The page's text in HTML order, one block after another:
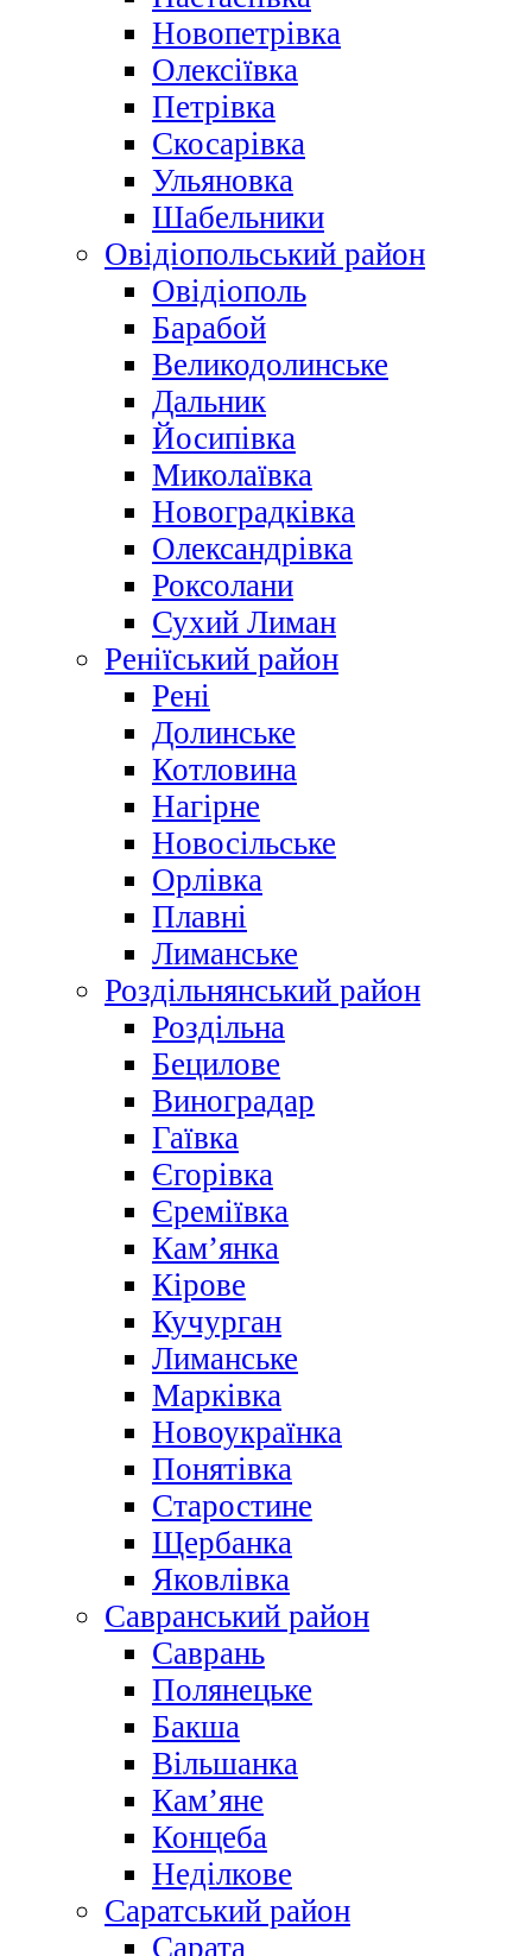
Новопетрівка
Олексіївка
Петрівка
Скосарівка
Ульяновка
Шабельники
Овідіопольський район
Овідіополь
Барабой
Великодолинське
Дальник
Йосипівка
Миколаївка
Новоградківка
Олександрівка
Роксолани
Сухий Лиман
Реніїський район
Рені
Долинське
Котловина
Нагірне
Новосільське
Орлівка
Плавні
Лиманське
Роздільнянський район
Роздільна
Бецилове
Виноградар
Гаївка
Єгорівка
Єреміївка
Кам’янка
Кірове
Кучурган
Лиманське
Марківка
Новоукраїнка
Понятівка
Старостине
Щербанка
Яковлівка
Савранський район
Саврань
Полянецьке
Бакша
Вільшанка
Кам’яне
Концеба
Неділкове
Саратський район
Сарата